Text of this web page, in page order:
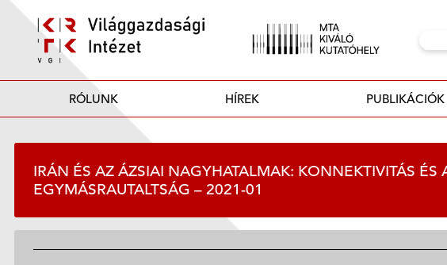
RÓLUNK HÍREK PUBLIKÁCIÓK
IRÁN ÉS AZ ÁZSIAI NAGYHATALMAK: KONNEKTIVITÁS ÉS
EGYMÁSRAUTALTSÁG – 2021-01